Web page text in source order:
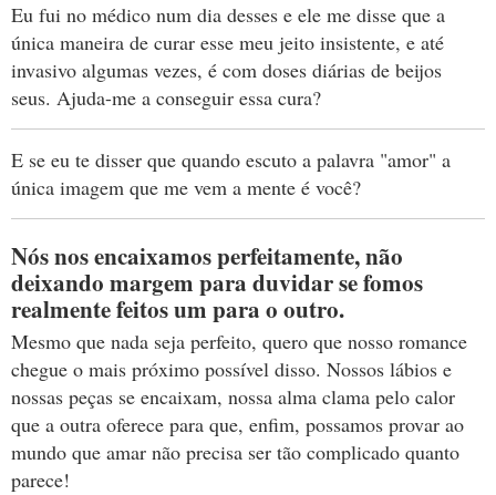
Eu fui no médico num dia desses e ele me disse que a
única maneira de curar esse meu jeito insistente, e até
invasivo algumas vezes, é com doses diárias de beijos
seus. Ajuda-me a conseguir essa cura?
E se eu te disser que quando escuto a palavra "amor" a
única imagem que me vem a mente é você?
Nós nos encaixamos perfeitamente, não
deixando margem para duvidar se fomos
realmente feitos um para o outro.
Mesmo que nada seja perfeito, quero que nosso romance
chegue o mais próximo possível disso. Nossos lábios e
nossas peças se encaixam, nossa alma clama pelo calor
que a outra oferece para que, enfim, possamos provar ao
mundo que amar não precisa ser tão complicado quanto
parece!